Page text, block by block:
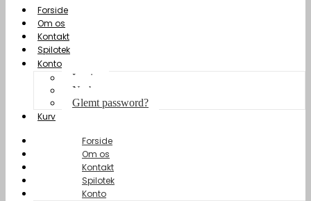
Forside
Om os
Kontakt
Spilotek
Konto
Login
Ny bruger
Glemt password?
Kurv
Forside
Om os
Kontakt
Spilotek
Konto